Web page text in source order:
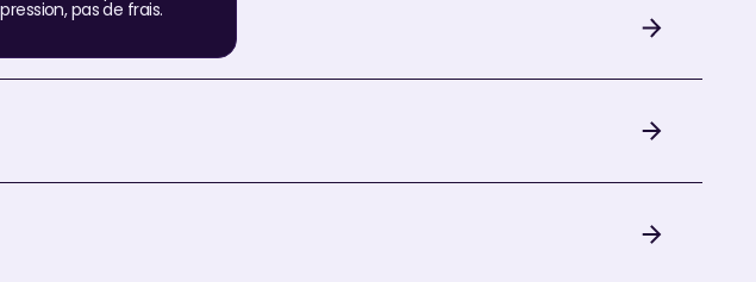
pas de frais.